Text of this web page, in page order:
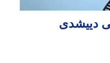
دییشدی